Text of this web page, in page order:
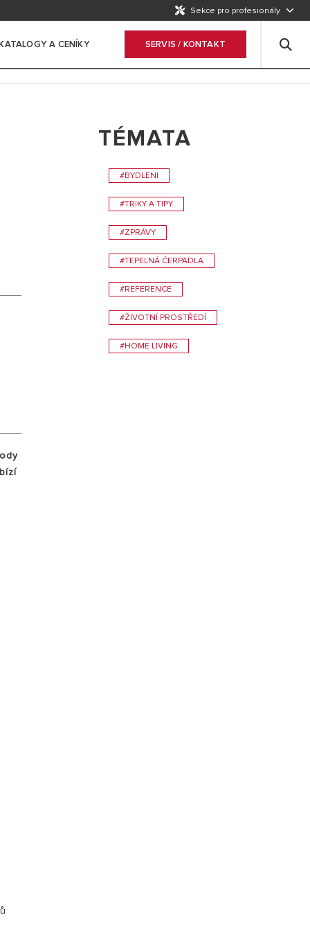
Sekce pro profesionály
VISIT
A CENÍKY SERVIS / KONTAKT
TÉMATA
#BYDLENI
#TRIKY A TIPY
#ZPRÁVY
#TEPELNÁ ČERPADLA
#REFERENCE
#ŽIVOTNÍ PROSTŘEDÍ
#HOME LIVING